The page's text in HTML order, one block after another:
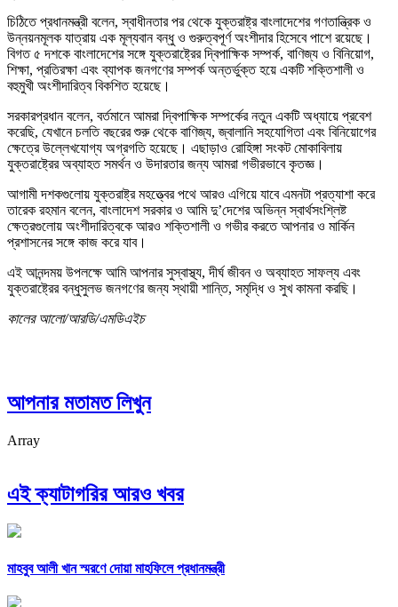
চিঠিতে প্রধানমন্ত্রী বলেন, স্বাধীনতার পর থেকে যুক্তরাষ্ট্র বাংলাদেশের গণতান্ত্রিক ও
উন্নয়নমূলক যাত্রায় এক মূল্যবান বন্ধু ও গুরুত্বপূর্ণ অংশীদার হিসেবে পাশে রয়েছে।
বিগত ৫ দশকে বাংলাদেশের সঙ্গে যুক্তরাষ্ট্রের দ্বিপাক্ষিক সম্পর্ক, বাণিজ্য ও বিনিয়োগ,
শিক্ষা, প্রতিরক্ষা এবং ব্যাপক জনগণের সম্পর্ক অন্তর্ভুক্ত হয়ে একটি শক্তিশালী ও
বহুমুখী অংশীদারিত্ব বিকশিত হয়েছে।
সরকারপ্রধান বলেন, বর্তমানে আমরা দ্বিপাক্ষিক সম্পর্কের নতুন একটি অধ্যায়ে প্রবেশ
করেছি, যেখানে চলতি বছরের শুরু থেকে বাণিজ্য, জ্বালানি সহযোগিতা এবং বিনিয়োগের
ক্ষেত্রে উল্লেখযোগ্য অগ্রগতি হয়েছে। এছাড়াও রোহিঙ্গা সংকট মোকাবিলায়
যুক্তরাষ্ট্রের অব্যাহত সমর্থন ও উদারতার জন্য আমরা গভীরভাবে কৃতজ্ঞ।
আগামী দশকগুলোয় যুক্তরাষ্ট্র মহত্ত্বের পথে আরও এগিয়ে যাবে এমনটা প্রত্যাশা করে
তারেক রহমান বলেন, বাংলাদেশ সরকার ও আমি দু’দেশের অভিন্ন স্বার্থসংশ্লিষ্ট
ক্ষেত্রগুলোয় অংশীদারিত্বকে আরও শক্তিশালী ও গভীর করতে আপনার ও মার্কিন
প্রশাসনের সঙ্গে কাজ করে যাব।
এই আনন্দময় উপলক্ষে আমি আপনার সুস্বাস্থ্য, দীর্ঘ জীবন ও অব্যাহত সাফল্য এবং
যুক্তরাষ্ট্রের বন্ধুসুলভ জনগণের জন্য স্থায়ী শান্তি, সমৃদ্ধি ও সুখ কামনা করছি।
কালের আলো/আরডি/এমডিএইচ
আপনার মতামত লিখুন
Array
এই ক্যাটাগরির আরও খবর
মাহবুব আলী খান স্মরণে দোয়া মাহফিলে প্রধানমন্ত্রী